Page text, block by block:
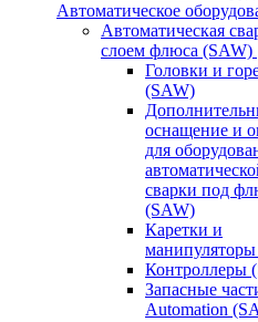
Автоматическое
Автоматическая
слоем флюса (SAW)
Головки и
(SAW)
оснащение и
для
сварки под
(SAW)
Каретки и
Контроллеры
Запасные
Automation